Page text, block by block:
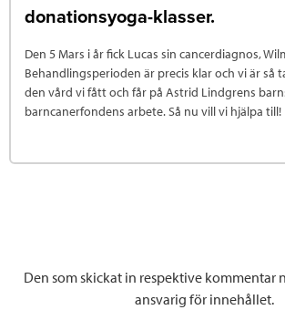
donationsyoga-klasser.
Den 5 Mars i år fick Lucas sin cancerdiagnos,
Behandlingsperioden är precis klar och vi är så
den vård vi fått och får på Astrid Lindgrens
barncanerfondens arbete. Så nu vill vi hjälpa till!
Den som skickat in respektive kommentar
ansvarig för innehållet.